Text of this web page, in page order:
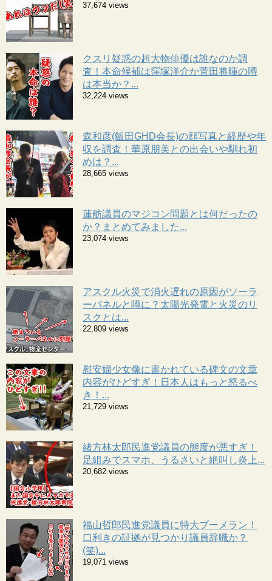
37,674 views
クスリ疑惑の超大物俳優は誰なのか調
査！本命候補は窪塚洋介か菅田将暉の噂
は本当か？...
32,224 views
森和彦(飯田GHD会長)の顔写真と経歴や年
収を調査！華原朋美との出会いや馴れ初
めは？...
28,665 views
蓮舫議員のマジコン問題とは何だったの
か？まとめてみました...
23,074 views
アスクル火災で消火遅れの原因がソーラ
ーパネルと噂に？太陽光発電と火災のリ
スクとは...
22,809 views
慰安婦少女像に書かれている碑文の文章
内容がひどすぎ！日本人はもっと怒るべ
き！...
21,729 views
緒方林太郎民進党議員の態度が悪すぎ！
足組みでスマホ、うるさいと絶叫し炎上...
20,682 views
福山哲郎民進党議員に特大ブーメラン！
口利きの証拠が見つかり議員辞職か？
(笑)...
19,071 views